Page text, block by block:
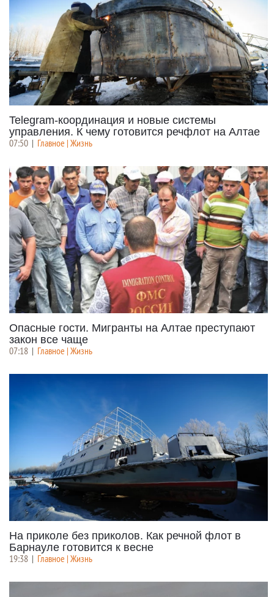
Telegram-координация и новые системы
управления. К чему готовится речфлот на Алтае
07:50 Главное | Жизнь
Опасные гости. Мигранты на Алтае преступают
закон все чаще
07:18 | Главное | Жизнь
На приколе без приколов. Как речной флот в
Барнауле готовится к весне
19:38 | Главное | Жизнь